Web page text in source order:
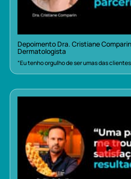
Depoimento Dra. Cristiane
Dermatologista
“Eu tenho orgulho de ser umas das